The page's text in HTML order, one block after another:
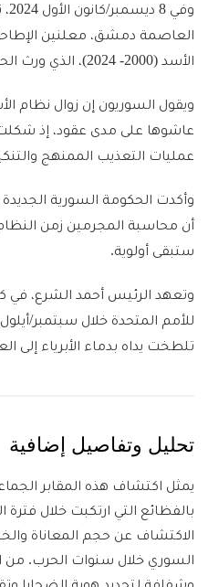
العاصمة دمشق، معلنين
الأسد (2000- 2024)، الذي ورث الحكم عن أبيه حافظ (1970- 2000).
ويقول السوريون إن زوال نظام
عاشوها على مدى عقود، إذ
عمليات التعذيب الممنهج
وأكدت الحكومة السورية
أن محاسبة المجرمين زمن
ستبقى أولوية.
وتعهد الرئيس أحمد الشرع، في
للأمم المتحدة خلال سبتمبر/
تلطخت يداه بدماء الأبرياء إلى
تحليل وتفاصيل إضافية
يمثل اكتشاف هذه المقابر
بالفظائع التي ارتكبت خلال
الاكتشاف عن حجم المعاناة
السوري خلال سنوات الحرب. من